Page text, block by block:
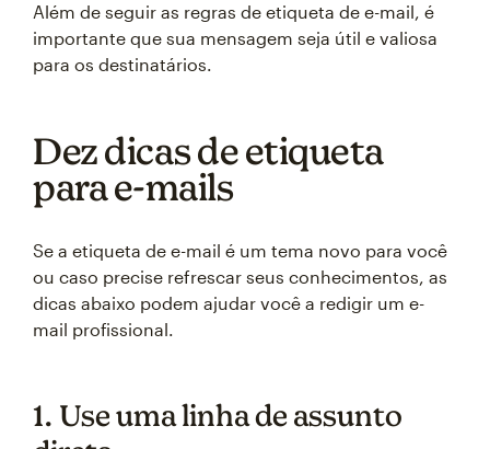
Além de seguir as regras de etiqueta de e-mail, é
importante que sua mensagem seja útil e valiosa
para os destinatários.
Dez dicas de etiqueta
para e-mails
Se a etiqueta de e-mail é um tema novo para você
ou caso precise refrescar seus conhecimentos, as
dicas abaixo podem ajudar você a redigir um e-
mail profissional.
1. Use uma linha de assunto